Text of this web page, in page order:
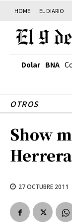
HOME EL DIARIO
Dolar BNA
OTROS
Show
27 OCTUBRE 2011